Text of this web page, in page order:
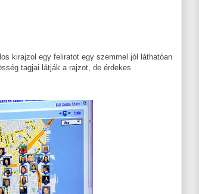
kirajzol egy feliratot egy szemmel jól láthatóan
tagjai látják a rajzot, de érdekes